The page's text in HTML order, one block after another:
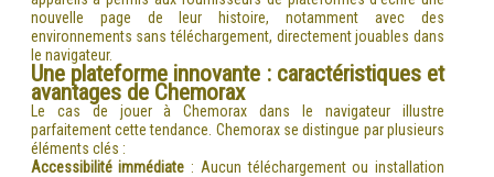
nouvelle page de leur histoire, notamment avec des
environnements sans téléchargement, directement jouables dans
le navigateur.
Une plateforme innovante : caractéristiques et
avantages de Chemorax
Le cas de jouer à Chemorax dans le navigateur illustre
parfaitement cette tendance. Chemorax se distingue par plusieurs
éléments clés :
Accessibilité immédiate : Aucun téléchargement ou installation